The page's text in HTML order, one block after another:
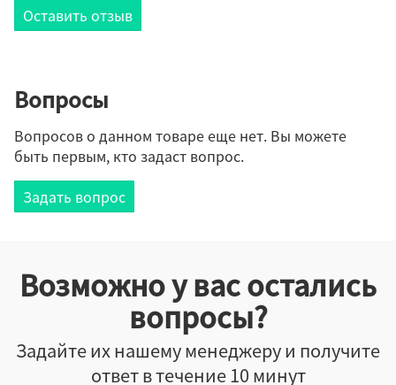
Оставить отзыв
Вопросы
Вопросов о данном товаре еще нет. Вы можете
быть первым, кто задаст вопрос.
Задать вопрос
Возможно у вас остались
вопросы?
Задайте их нашему менеджеру и получите
ответ в течение 10 минут